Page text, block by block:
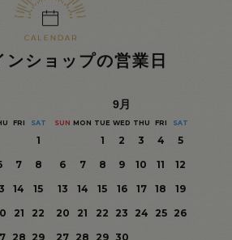
ンショップの営業日
FRI SAT
1
7
8
14
15
21
22
28 29
9月
SUN MON TUE WED THU FRI SAT
1 2 3 4
5
6
7 8 9 10 11
12
13
14 15 16 17 18
19
20
21 22 23 24 25
26
27 28 29 30